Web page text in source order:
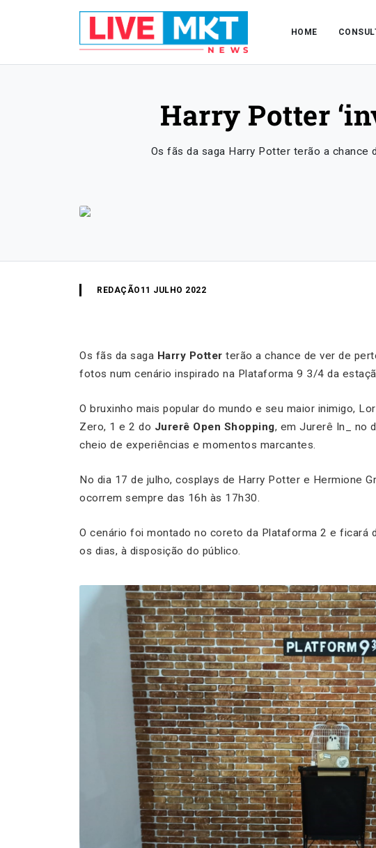
HOME
Harry Potter
Os fãs da saga Harry Potter terão a
REDAÇÃO 11 JULHO 2022
Os fãs da saga Harry Potter terão a chance de ver de
fotos num cenário inspirado na Plataforma 9 3/4 da
O bruxinho mais popular do mundo e seu maior inimigo,
Zero, 1 e 2 do Jurerê Open Shopping, em Jurerê In_ no
cheio de experiências e momentos marcantes.
No dia 17 de julho, cosplays de Harry Potter e Hermione
ocorrem sempre das 16h às 17h30.
O cenário foi montado no coreto da Plataforma 2 e ficará
os dias, à disposição do público.